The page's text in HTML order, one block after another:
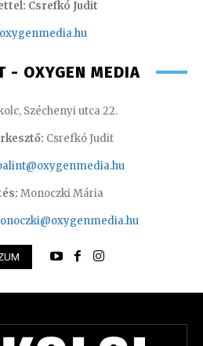
Csrefkó Judit
nmedia.hu
- OXYGEN MEDIA
Széchenyi utca 22.
Csrefkó Judit
Monoczki Mária